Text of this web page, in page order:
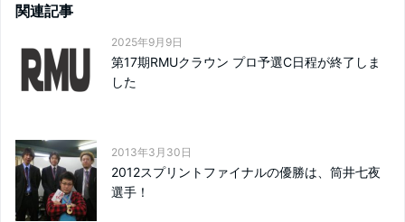
関連記事
2025年9月9日
第17期RMUクラウン プロ予選C日程が終了しま
した
2013年3月30日
2012スプリントファイナルの優勝は、筒井七夜
選手！